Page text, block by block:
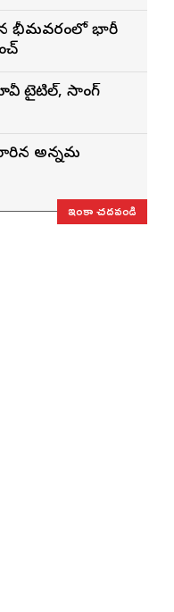
భీమవరంలో భారీ
టైటిల్, సాంగ్
అన్నమ
ఇంకా చదవండి